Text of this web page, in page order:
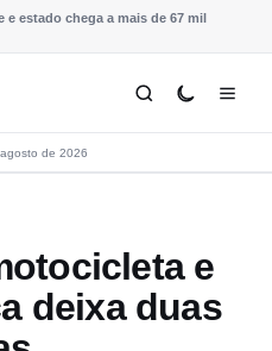
e estado chega a mais de 67 mil
de 2026
e
deixa duas